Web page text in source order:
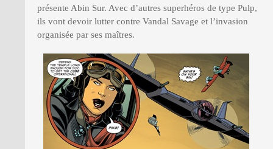
présente Abin Sur. Avec d’autres superhéros de type Pulp,
ils vont devoir lutter contre Vandal Savage et l’invasion
organisée par ses maîtres.